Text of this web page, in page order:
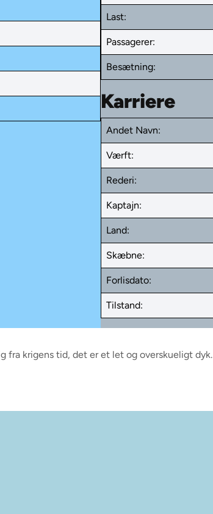
Last:
Passagerer:
Besætning:
Karriere
Andet Navn:
Værft:
Rederi:
Kaptajn:
Land:
Skæbne:
Forlisdato:
Tilstand:
fra krigens tid, det er et let og overskueligt dyk.